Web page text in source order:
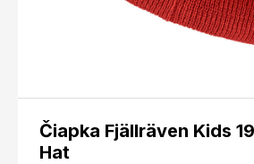
Čiapka Fjällräven Kids
Hat